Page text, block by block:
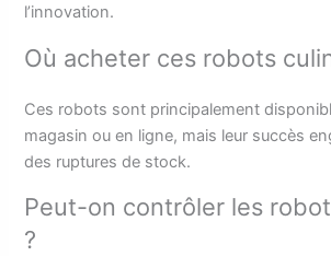
l’innovation.
Où acheter ces robots
Ces robots sont principalement
magasin ou en ligne, mais leur succès
des ruptures de stock.
Peut-on contrôler les
?